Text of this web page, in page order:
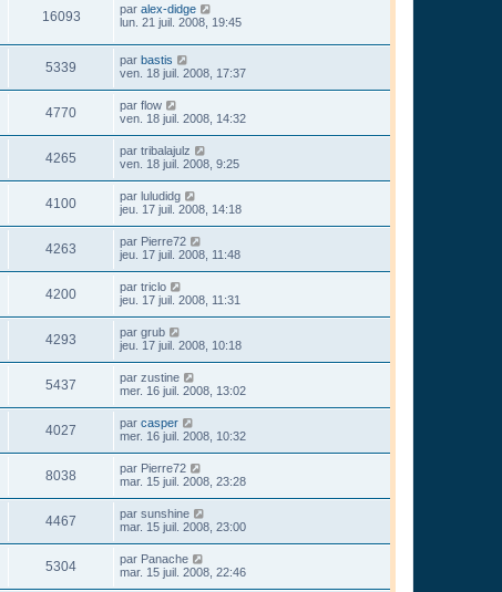
16093 par alex-didge
lun. 21 juil. 2008, 19:45
5339 par bastis
ven. 18 juil. 2008, 17:37
4770 par flow
ven. 18 juil. 2008, 14:32
4265 par tribalajulz
ven. 18 juil. 2008, 9:25
4100 par luludidg
jeu. 17 juil. 2008, 14:18
4263 par Pierre72
jeu. 17 juil. 2008, 11:48
4200 par triclo
jeu. 17 juil. 2008, 11:31
4293 par grub
jeu. 17 juil. 2008, 10:18
5437 par zustine
mer. 16 juil. 2008, 13:02
4027 par casper
mer. 16 juil. 2008, 10:32
8038 par Pierre72
mar. 15 juil. 2008, 23:28
4467 par sunshine
mar. 15 juil. 2008, 23:00
5304 par Panache
mar. 15 juil. 2008, 22:46